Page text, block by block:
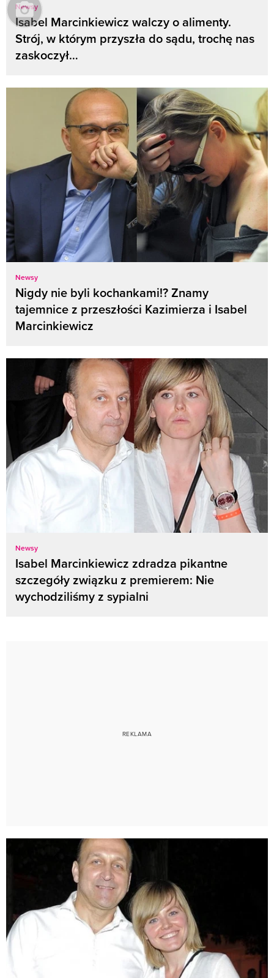
Newsy
Isabel Marcinkiewicz walczy o alimenty.
Strój, w którym przyszła do sądu, trochę nas
zaskoczył…
Newsy
Nigdy nie byli kochankami!? Znamy
tajemnice z przeszłości Kazimierza i Isabel
Marcinkiewicz
Newsy
Isabel Marcinkiewicz zdradza pikantne
szczegóły związku z premierem: Nie
wychodziliśmy z sypialni